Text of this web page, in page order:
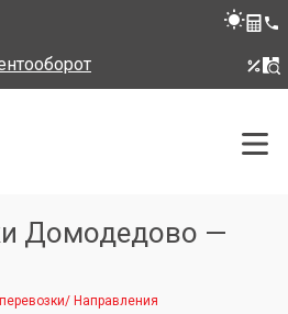
Домодедово —
/ Направления